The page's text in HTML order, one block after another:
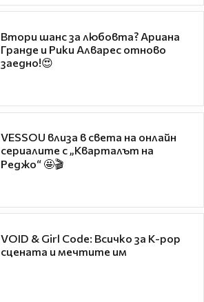
Втори шанс за любовта? Ариана
Гранде и Рики Алварес отново
заедно!😍
VESSOU влиза в света на онлайн
сериалите с „Кварталът на
Реджо“ 🤩🎬
VOID & Girl Code: Всичко за K-pop
сцената и мечтите им